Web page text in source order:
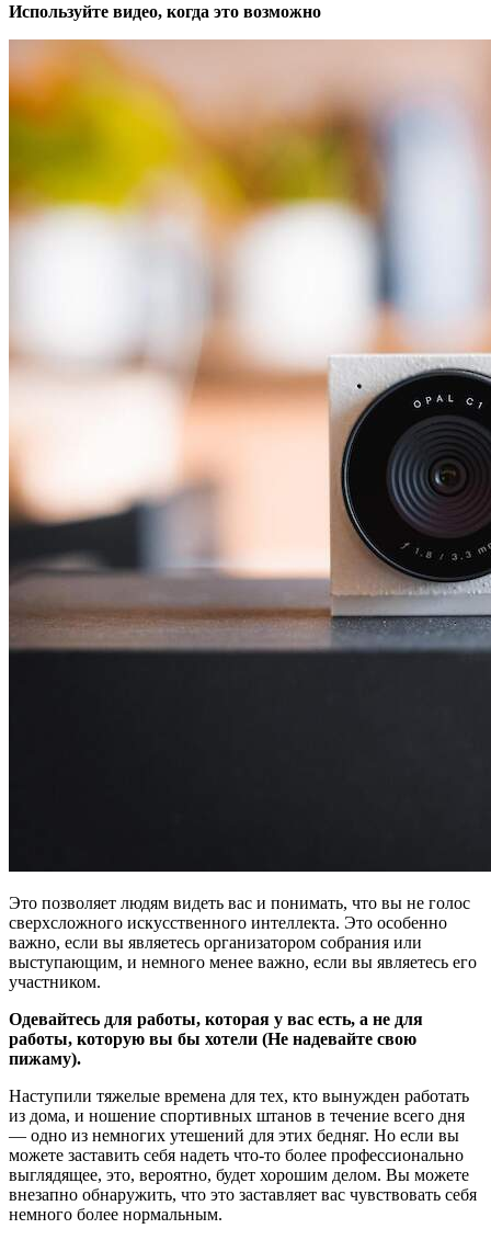
Используйте видео, когда это возможно
Это позволяет людям видеть вас и понимать, что вы не голос
сверхсложного искусственного интеллекта. Это особенно
важно, если вы являетесь организатором собрания или
выступающим, и немного менее важно, если вы являетесь его
участником.
Одевайтесь для работы, которая у вас есть, а не для
работы, которую вы бы хотели (Не надевайте свою
пижаму).
Наступили тяжелые времена для тех, кто вынужден работать
из дома, и ношение спортивных штанов в течение всего дня
— одно из немногих утешений для этих бедняг. Но если вы
можете заставить себя надеть что-то более профессионально
выглядящее, это, вероятно, будет хорошим делом. Вы можете
внезапно обнаружить, что это заставляет вас чувствовать себя
немного более нормальным.